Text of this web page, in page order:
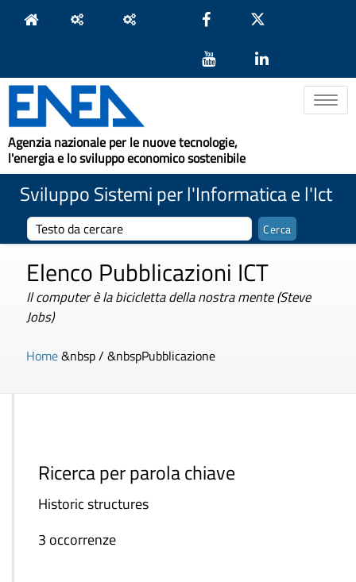
Toggle
Agenzia nazionale per le nuove tecnologie,
l'energia e lo sviluppo economico sostenibile
Sviluppo Sistemi per l'Informatica e l'Ict
Elenco Pubblicazioni ICT
Il computer è la bicicletta della nostra mente (Steve
Jobs)
Home&nbsp / &nbspPubblicazione
Ricerca per parola chiave
Historic structures
3 occorrenze